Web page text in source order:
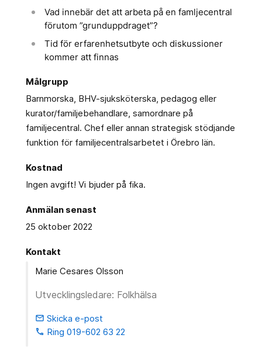
Vad innebär det att arbeta på en famljecentral
förutom ”grunduppdraget”?
Tid för erfarenhetsutbyte och diskussioner
kommer att finnas
Målgrupp
Barnmorska, BHV-sjuksköterska, pedagog eller
kurator/familjebehandlare, samordnare på
familjecentral. Chef eller annan strategisk stödjande
funktion för familjecentralsarbetet i Örebro län.
Kostnad
Ingen avgift! Vi bjuder på fika.
Anmälan senast
25 oktober 2022
Kontakt
Marie Cesares Olsson
Utvecklingsledare: Folkhälsa
email Skicka e-post
phone Ring 019-602 63 22